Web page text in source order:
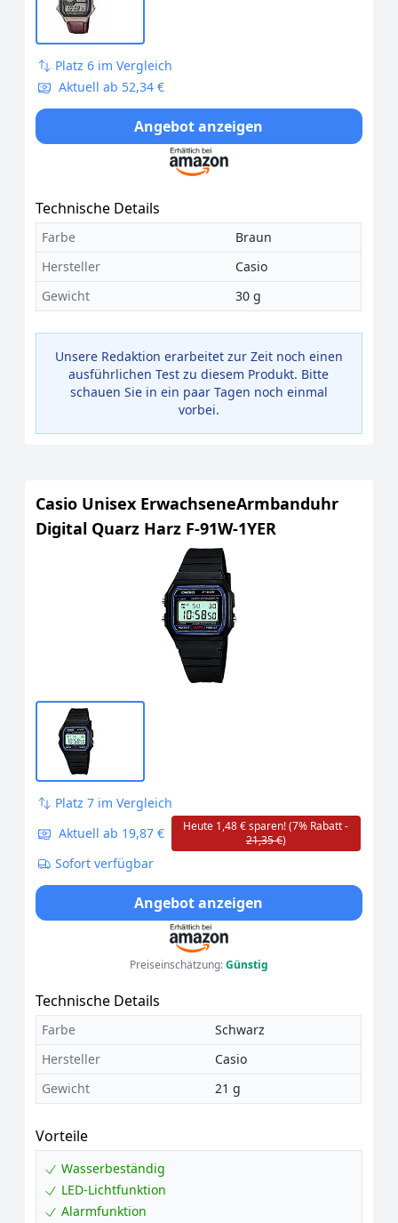
Platz 6 im Vergleich
Aktuell ab 52,34 €
Angebot anzeigen
Technische Details
Farbe
Braun
Hersteller
Casio
Gewicht
30 g
Unsere Redaktion erarbeitet zur Zeit noch einen
ausführlichen Test zu diesem Produkt. Bitte
schauen Sie in ein paar Tagen noch einmal
vorbei.
Casio Unisex ErwachseneArmbanduhr
Digital Quarz Harz F-91W-1YER
Platz 7 im Vergleich
Aktuell ab 19,87 €
Heute 1,48 € sparen! (7% Rabatt -
21,35 €)
Sofort verfügbar
Angebot anzeigen
Preiseinschätzung:Günstig
Technische Details
Farbe
Schwarz
Hersteller
Casio
Gewicht
21 g
Vorteile
Wasserbeständig
LED-Lichtfunktion
Alarmfunktion